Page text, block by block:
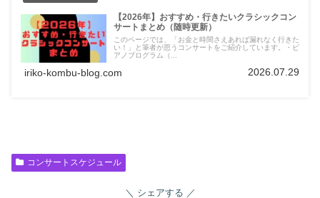
【2026年】おすすめ・行きたいクラシックコン
サートまとめ（随時更新）
このページでは、「お金と時間さえあれば漏れなく行きた
い！」と筆者が思うコンサートをご紹介しています。・ピ
アノプログラム（...
iriko-kombu-blog.com 2026.07.29
コンサートスケジュール
シェアする